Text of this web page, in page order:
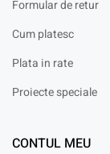
Formular de retur
Cum platesc
Plata in rate
Proiecte speciale
CONTUL MEU